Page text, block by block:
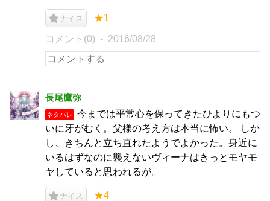
ナイス ★1
コメント(0) 2016/08/28
長尾鷹弥
ネタバレ
今までは平常心を保ってきたひよりにもつ
いに牙がむく。父様の考え方は本当に怖い。 しか
し、きちんと立ち直れたようでよかった。身近に
いるはずなのに襲えないヴィーナはきっとモヤモ
ヤしていると思われるが。
ナイス ★4